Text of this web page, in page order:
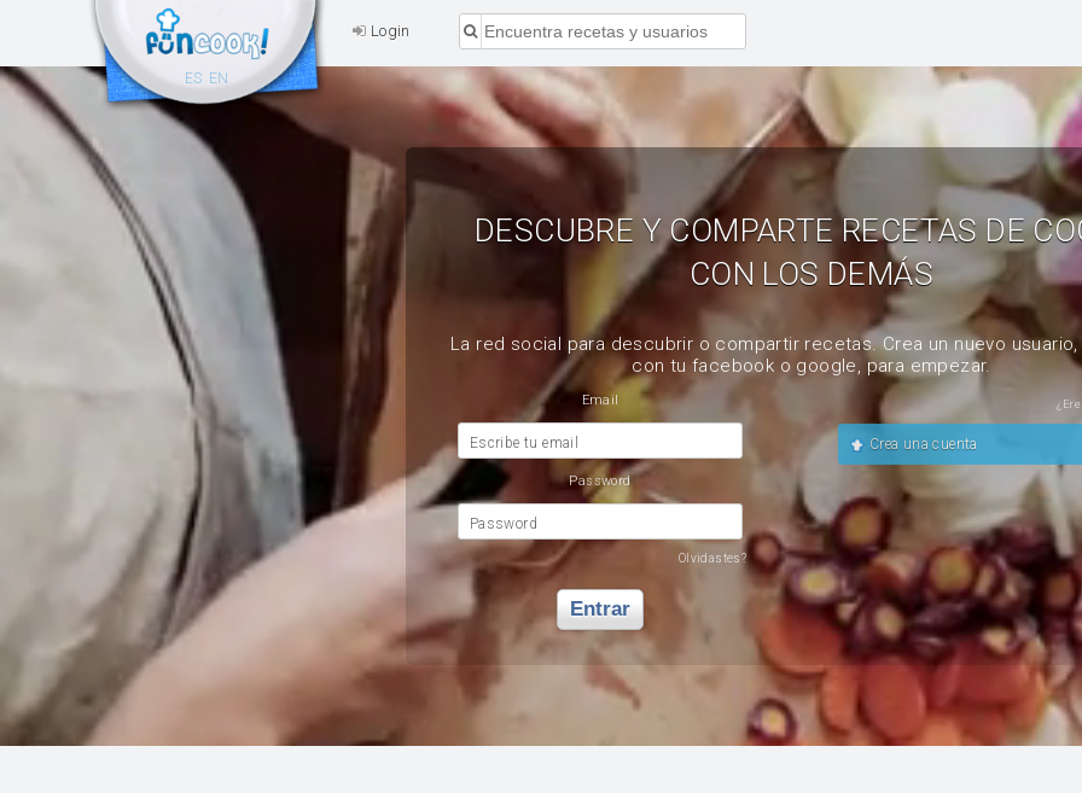
Login
ES EN
DESCUBRE Y COMPARTE RECETAS DE
CON LOS DEMÁS
La red social para descubrir o compartir recetas. Crea un nuevo
con tu facebook o google, para empezar.
Email
Escribe tu email
Password
Password
Olvidastes?
Entrar
Crea una cuenta